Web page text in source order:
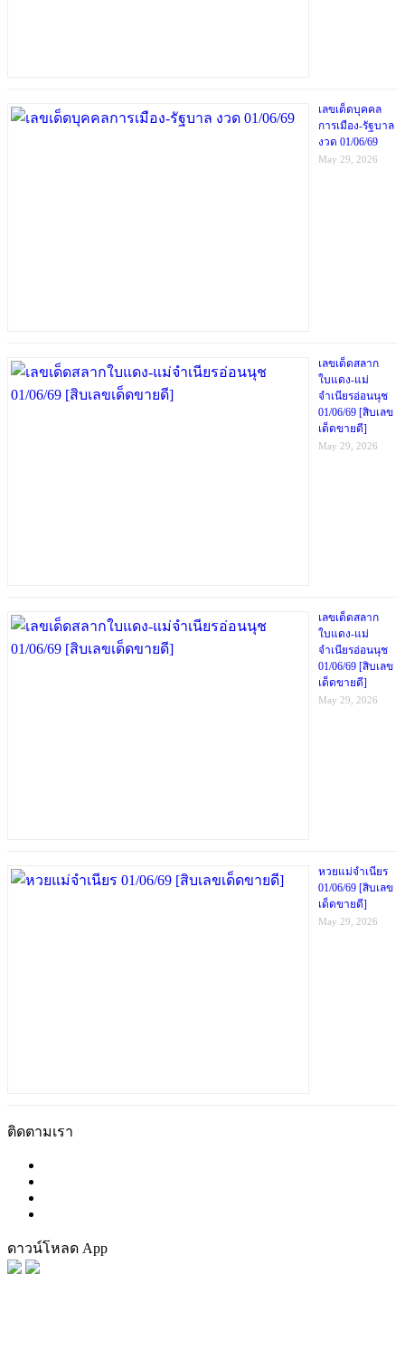
เลขเด็ดบุคคล
การเมือง-รัฐบาล
งวด 01/06/69
May 29, 2026
เลขเด็ดสลาก
ใบแดง-แม่
จำเนียรอ่อนนุช
01/06/69 [สิบเลข
เด็ดขายดี]
May 29, 2026
เลขเด็ดสลาก
ใบแดง-แม่
จำเนียรอ่อนนุช
01/06/69 [สิบเลข
เด็ดขายดี]
May 29, 2026
หวยแม่จำเนียร
01/06/69 [สิบเลข
เด็ดขายดี]
May 29, 2026
ติดตามเรา
ดาวน์โหลด App